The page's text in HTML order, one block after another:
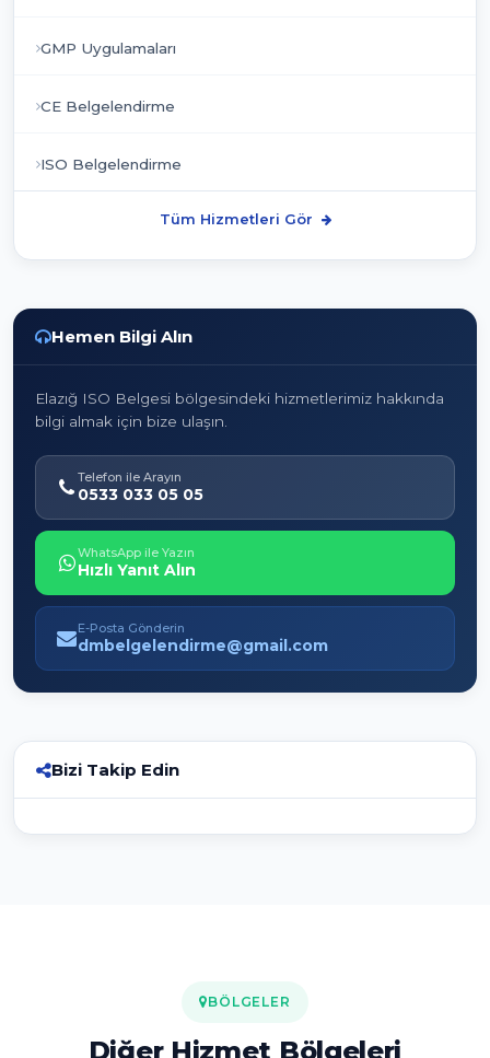
GMP Uygulamaları
CE Belgelendirme
ISO Belgelendirme
Tüm Hizmetleri Gör
Hemen Bilgi Alın
Elazığ ISO Belgesi bölgesindeki hizmetlerimiz hakkında
bilgi almak için bize ulaşın.
Telefon ile Arayın
0533 033 05 05
WhatsApp ile Yazın
Hızlı Yanıt Alın
E-Posta Gönderin
dmbelgelendirme@gmail.com
Bizi Takip Edin
BÖLGELER
Diğer Hizmet Bölgeleri